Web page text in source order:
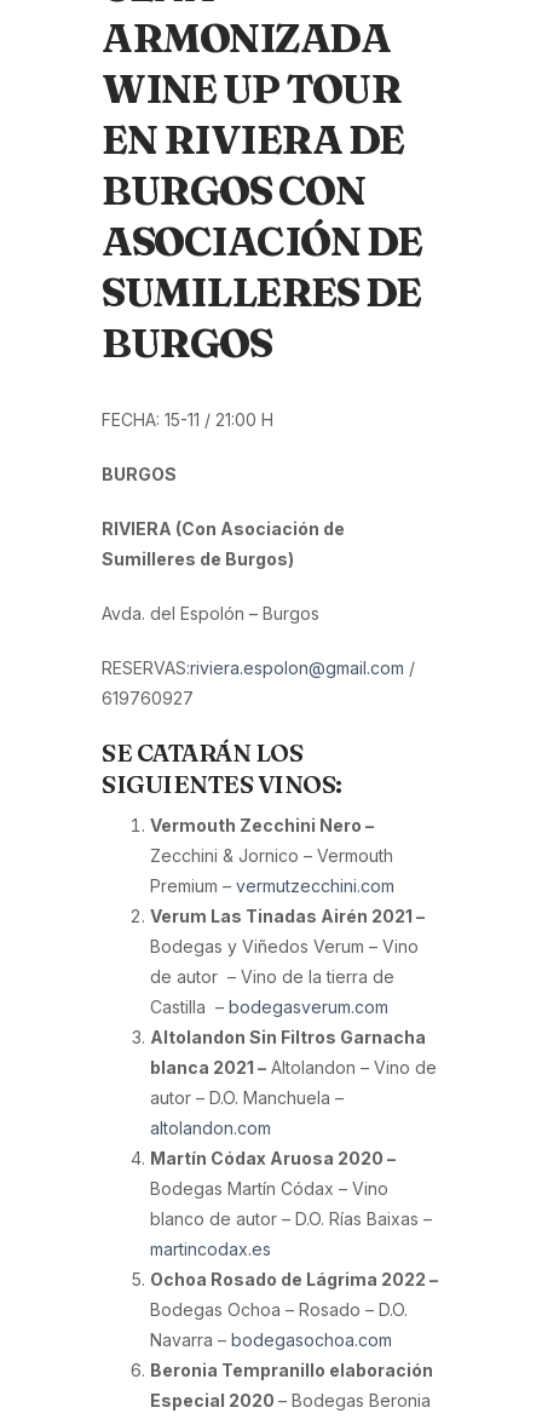
ARMONIZADA
WINE UP TOUR
EN RIVIERA DE
BURGOS CON
ASOCIACIÓN DE
SUMILLERES DE
BURGOS
FECHA: 15-11 / 21:00 H
BURGOS
RIVIERA (Con Asociación de
Sumilleres de Burgos)
Avda. del Espolón – Burgos
RESERVAS:riviera.espolon@gmail.com /
619760927
SE CATARÁN LOS
SIGUIENTES VINOS:
Vermouth Zecchini Nero –
Zecchini & Jornico – Vermouth
Premium – vermutzecchini.com
Verum Las Tinadas Airén 2021 –
Bodegas y Viñedos Verum – Vino
de autor – Vino de la tierra de
Castilla – bodegasverum.com
Altolandon Sin Filtros Garnacha
blanca 2021 – Altolandon – Vino de
autor – D.O. Manchuela –
altolandon.com
Martín Códax Aruosa 2020 –
Bodegas Martín Códax – Vino
blanco de autor – D.O. Rías Baixas –
martincodax.es
Ochoa Rosado de Lágrima 2022 –
Bodegas Ochoa – Rosado – D.O.
Navarra – bodegasochoa.com
Beronia Tempranillo elaboración
Especial 2020 – Bodegas Beronia